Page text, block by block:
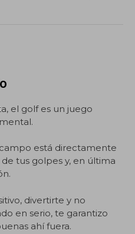
el golf es un juego
está directamente
tus golpes y, en última
divertirte y no
en serio, te garantizo
ahí fuera.